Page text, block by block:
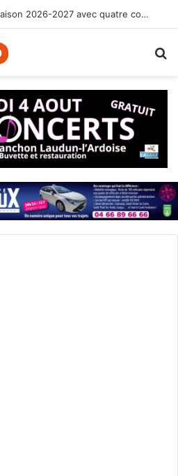
Cèze Danse lance sa saison 2026-2027 avec quatre cours d’essai à Chusclan